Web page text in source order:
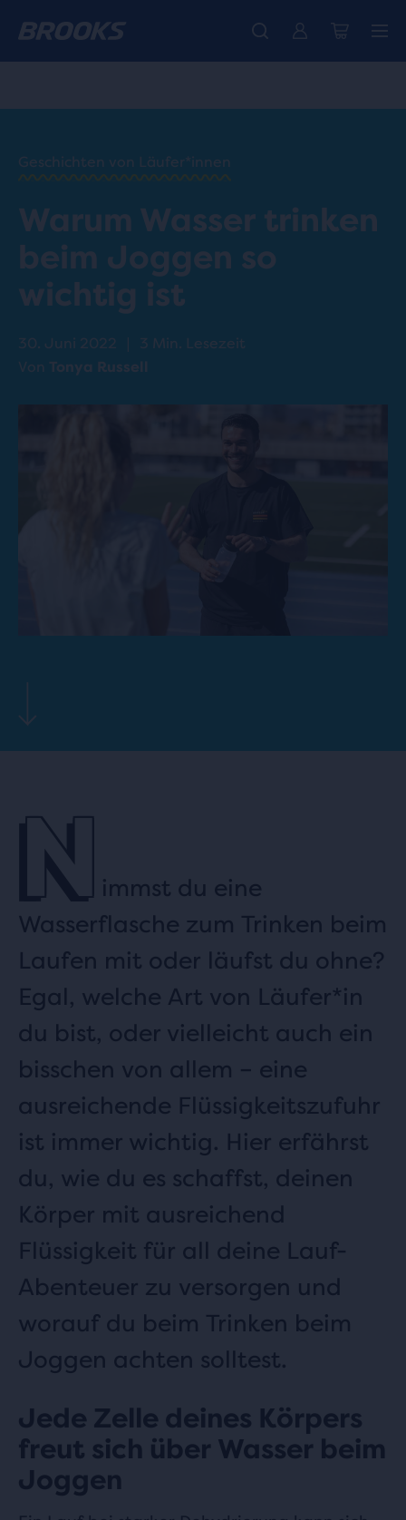
Der brandneue Ghost Amp ist da - Shop Damen Herren
Wir präsentieren die neue Cascadia Kollektion - Jetzt kaufen
Kostenloser Versand für alle Bestellungen über CHF 100
HAPPY
BLOG
/
UND
WELLNESS
/
HYDRATION
RUNNING:
WHAT YOU
KNOW
Geschichten von Läufer*innen
Warum Wasser trinken
beim Joggen so
wichtig ist
30. Juni 2022 |
3 Min. Lesezeit
Von Tonya Russell
N immst du eine
Wasserflasche zum Trinken beim
Laufen mit oder läufst du ohne?
Egal, welche Art von Läufer*in
du bist, oder vielleicht auch ein
bisschen von allem – eine
ausreichende Flüssigkeitszufuhr
ist immer wichtig. Hier erfährst
du, wie du es schaffst, deinen
Körper mit ausreichend
Flüssigkeit für all deine Lauf-
Abenteuer zu versorgen und
worauf du beim Trinken beim
Joggen achten solltest.
Jede Zelle deines Körpers
freut sich über Wasser beim
Joggen